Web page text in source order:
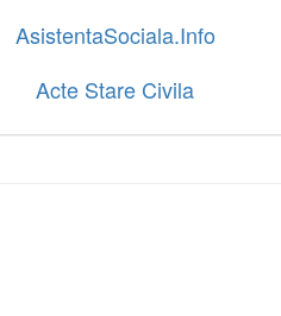
AsistentaSociala.Info
Acte Stare Civila